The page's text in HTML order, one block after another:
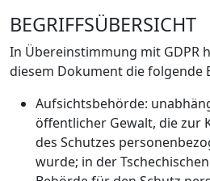
BEGRIFFSÜBERSICHT
In Übereinstimmung mit GDPR
diesem Dokument die folgende
Aufsichtsbehörde:
öffentlicher Gewalt, die zur
des Schutzes
wurde; in der